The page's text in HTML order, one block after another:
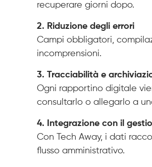
recuperare giorni dopo.
2. Riduzione degli errori
Campi obbligatori,
incomprensioni.
3. Tracciabilità e
Ogni rapportino digitale
consultarlo o allegarlo a
4. Integrazione con il
Con Tech Away, i dati
flusso amministrativo.